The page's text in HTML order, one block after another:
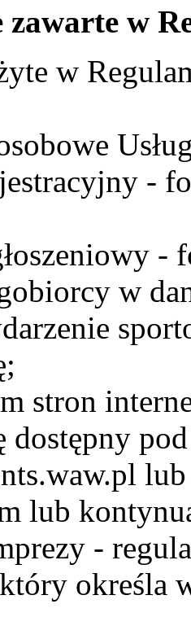
zawarte w
w
-
-
w
stron
dostępny
lub
lub
-
określa